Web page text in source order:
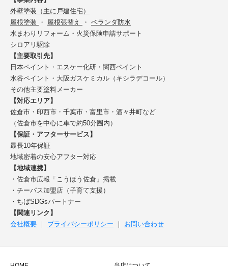
外壁塗装（主に戸建住宅）
屋根塗装
・ 屋根張替え ・ ベランダ防水
水まわりリフォーム・火災保険申請サポート
シロアリ駆除
【主要取引先】
日本ペイント・エスケー化研・関西ペイント
水谷ペイント・大阪ガスケミカル（キシラデコール）
その他主要塗料メーカー
【対応エリア】
佐倉市・印西市・千葉市・富里市・酒々井町など
（佐倉市を中心に車で約50分圏内）
【保証・アフターサービス】
最長10年保証
地域密着の安心アフター対応
【地域連携】
・佐倉市広報「こうほう佐倉」掲載
・チーパス加盟店（子育て支援）
・ちばSDGsパートナー
【関連リンク】
会社概要 ｜ プライバシーポリシー ｜ お問い合わせ